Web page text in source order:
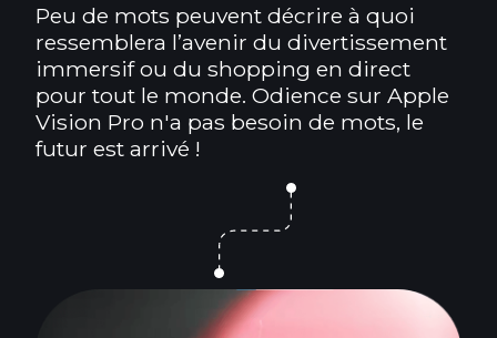
Peu de mots peuvent décrire à quoi
ressemblera l’avenir du divertissement
immersif ou du shopping en direct
pour tout le monde. Odience sur Apple
Vision Pro n'a pas besoin de mots, le
futur est arrivé !